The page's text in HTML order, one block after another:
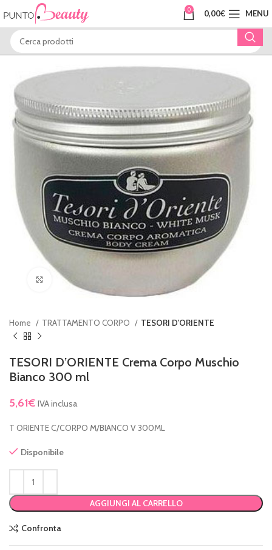
0 0,00€ MENU
Clicca per ingrandire
Home TRATTAMENTO CORPO TESORI D'ORIENTE
TESORI D’ORIENTE Crema Corpo Muschio
Bianco 300 ml
5,61€ IVA inclusa
T ORIENTE C/CORPO M/BIANCO V 300ML
Disponibile
AGGIUNGI AL CARRELLO
Confronta